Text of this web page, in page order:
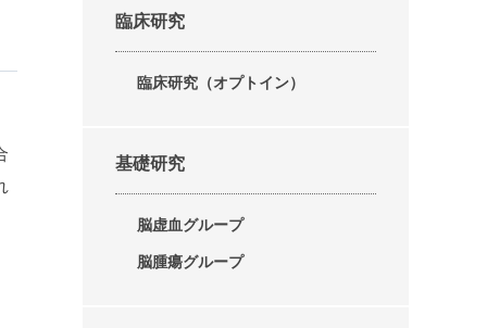
臨床研究
臨床研究（オプトイン）
基礎研究
脳虚血グループ
脳腫瘍グループ